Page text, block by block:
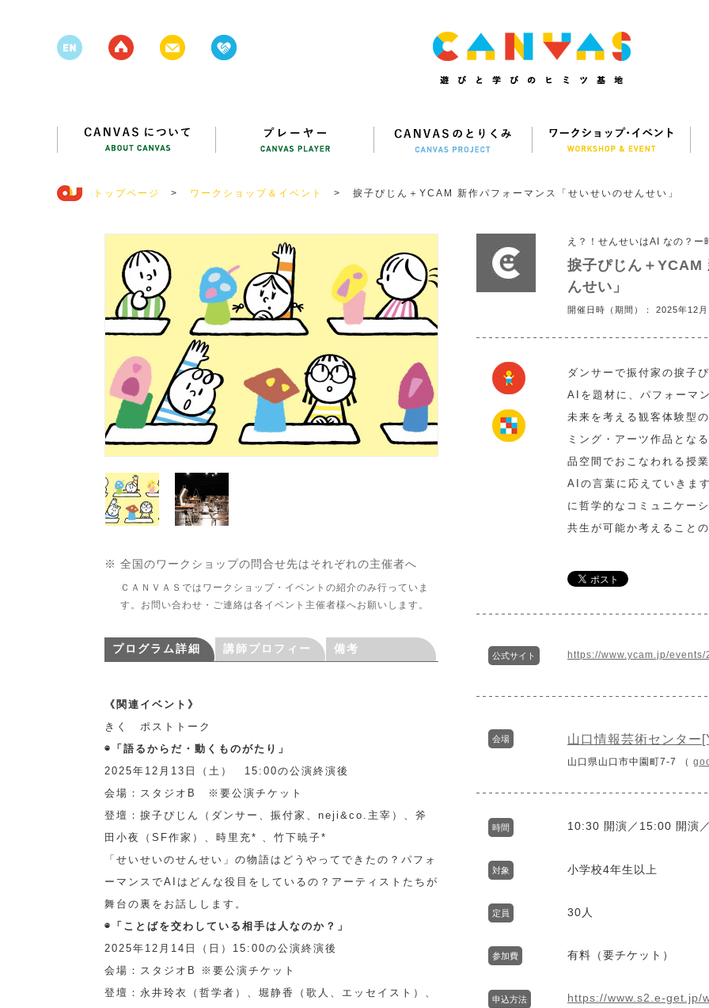
トップページ > ワークショップ＆イベント > 捩子ぴじん＋YCAM 新作パフォーマンス「せいせいのせんせい」
※ 全国のワークショップの問合せ先はそれぞれの主催者へ
ＣＡＮＶＡＳではワークショップ・イベントの紹介のみ行っていま
す。お問い合わせ・ご連絡は各イベント主催者様へお願いします。
プログラム詳細
講師プロフィー
備考
《関連イベント》
きく ポストトーク
◉「語るからだ・動くものがたり」
2025年12月13日（土） 15:00の公演終演後
会場：スタジオB ※要公演チケット
登壇：捩子ぴじん（ダンサー、振付家、neji&co.主宰）、斧
田小夜（SF作家）、時里充* 、竹下暁子*
「せいせいのせんせい」の物語はどうやってできたの？パフォ
ーマンスでAIはどんな役目をしているの？アーティストたちが
舞台の裏をお話しします。
◉「ことばを交わしている相手は人なのか？」
2025年12月14日（日）15:00の公演終演後
会場：スタジオB ※要公演チケット
登壇：永井玲衣（哲学者）、堀静香（歌人、エッセイスト）、
え？！せんせいはAI なの？
捩子ぴじん＋YCAM
んせい」
開催日時（期間）： 2025年12
ダンサーで振付家の捩子
AIを題材に、パフォーマ
未来を考える観客体験型
ミング・アーツ作品とな
品空間でおこなわれる授
AIの言葉に応えていきま
に哲学的なコミュニケー
共生が可能か考えること
公式サイト https://www.ycam.jp/
会場 山口情報芸術センター
山口県山口市中園町7-7 （
時間 10:30 開演／15:00 開演
対象 小学校4年生以上
定員 30人
参加費 有料（要チケット）
申込方法
https://www.s2.e-get.jp/